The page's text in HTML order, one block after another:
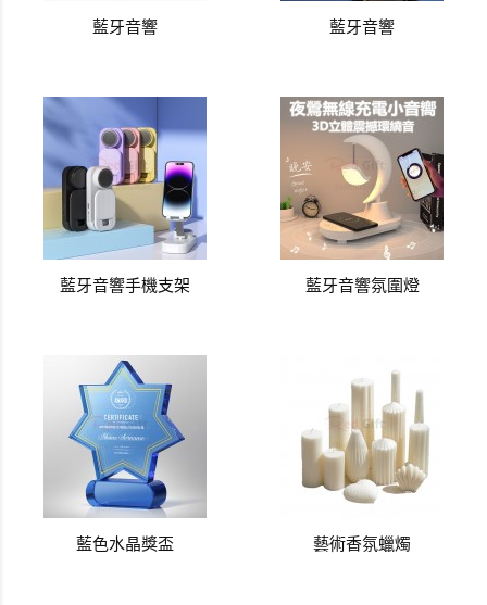
藍牙音響 藍牙音響
藍牙音響手機支架 藍牙音響氛圍燈
藍色水晶獎盃 藝術香氛蠟燭